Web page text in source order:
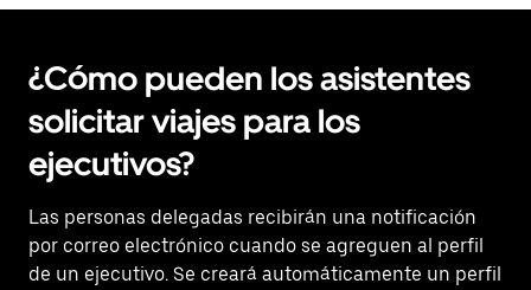
¿Cómo pueden los asistentes
solicitar viajes para los
ejecutivos?
Las personas delegadas recibirán una notificación
por correo electrónico cuando se agreguen al perfil
de un ejecutivo. Se creará automáticamente un perfil